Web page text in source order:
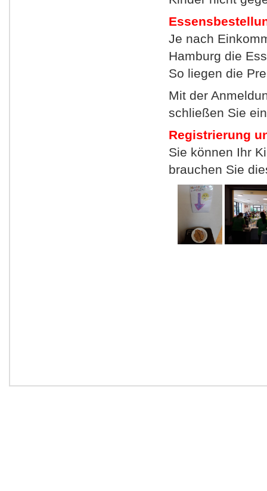
Je nach
Hamburg die
So liegen die
Mit der
schließen Sie
Registrierung
Sie können Ihr
brauchen Sie